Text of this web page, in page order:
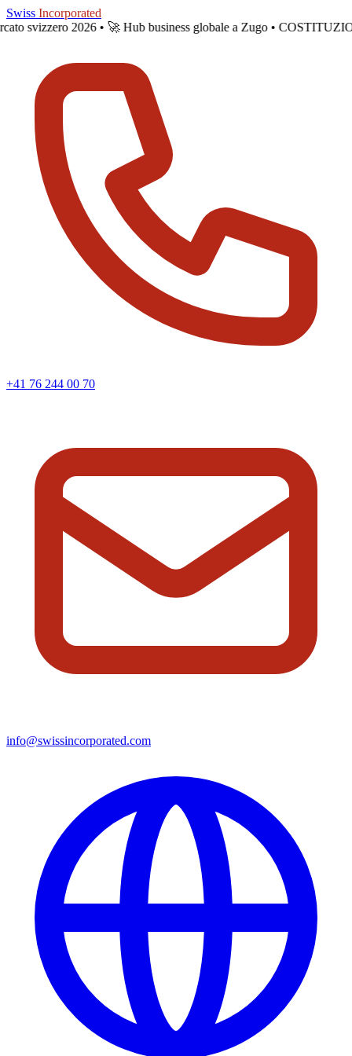
Skip to main content
Swiss Incorporated
svizzero 2026 • 🚀 Hub business globale a Zugo •
+41 76 244 00 70
info@swissincorporated.com